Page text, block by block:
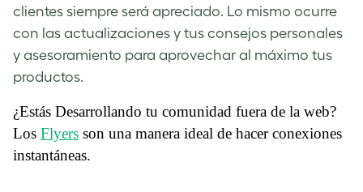
clientes siempre será apreciado. Lo mismo ocurre
con las actualizaciones y tus consejos personales
y asesoramiento para aprovechar al máximo tus
productos.
¿Estás Desarrollando tu comunidad fuera de la web?
Los Flyers son una manera ideal de hacer conexiones
instantáneas.